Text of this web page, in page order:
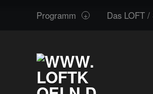
siteProgramm Das LOFT /